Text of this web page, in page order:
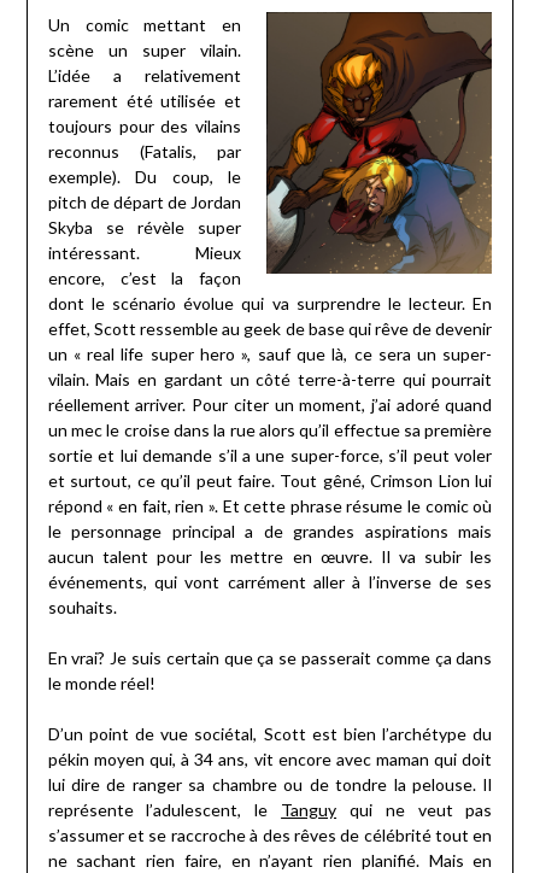
Un comic mettant en
scène un super vilain.
L’idée a relativement
rarement été utilisée et
toujours pour des vilains
reconnus (Fatalis, par
exemple). Du coup, le
pitch de départ de Jordan
Skyba se révèle super
intéressant. Mieux
encore, c’est la façon
dont le scénario évolue qui va surprendre le lecteur. En
effet, Scott ressemble au geek de base qui rêve de devenir
un « real life super hero », sauf que là, ce sera un super-
vilain. Mais en gardant un côté terre-à-terre qui pourrait
réellement arriver. Pour citer un moment, j’ai adoré quand
un mec le croise dans la rue alors qu’il effectue sa première
sortie et lui demande s’il a une super-force, s’il peut voler
et surtout, ce qu’il peut faire. Tout gêné, Crimson Lion lui
répond « en fait, rien ». Et cette phrase résume le comic où
le personnage principal a de grandes aspirations mais
aucun talent pour les mettre en œuvre. Il va subir les
événements, qui vont carrément aller à l’inverse de ses
souhaits.
En vrai? Je suis certain que ça se passerait comme ça dans
le monde réel!
D’un point de vue sociétal, Scott est bien l’archétype du
pékin moyen qui, à 34 ans, vit encore avec maman qui doit
lui dire de ranger sa chambre ou de tondre la pelouse. Il
représente l’adulescent, le Tanguy qui ne veut pas
s’assumer et se raccroche à des rêves de célébrité tout en
ne sachant rien faire, en n’ayant rien planifié. Mais en